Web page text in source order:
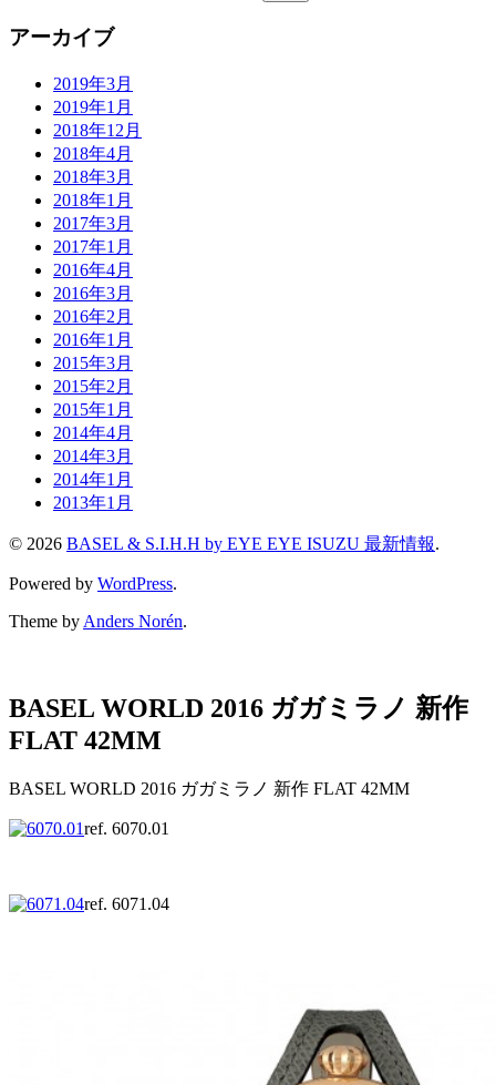
アーカイブ
2019年3月
2019年1月
2018年12月
2018年4月
2018年3月
2018年1月
2017年3月
2017年1月
2016年4月
2016年3月
2016年2月
2016年1月
2015年3月
2015年2月
2015年1月
2014年4月
2014年3月
2014年1月
2013年1月
© 2026 BASEL & S.I.H.H by EYE EYE ISUZU 最新情報.
Powered by WordPress.
Theme by Anders Norén.
BASEL WORLD 2016 ガガミラノ 新作
FLAT 42MM
BASEL WORLD 2016 ガガミラノ 新作 FLAT 42MM
ref. 6070.01
ref. 6071.04